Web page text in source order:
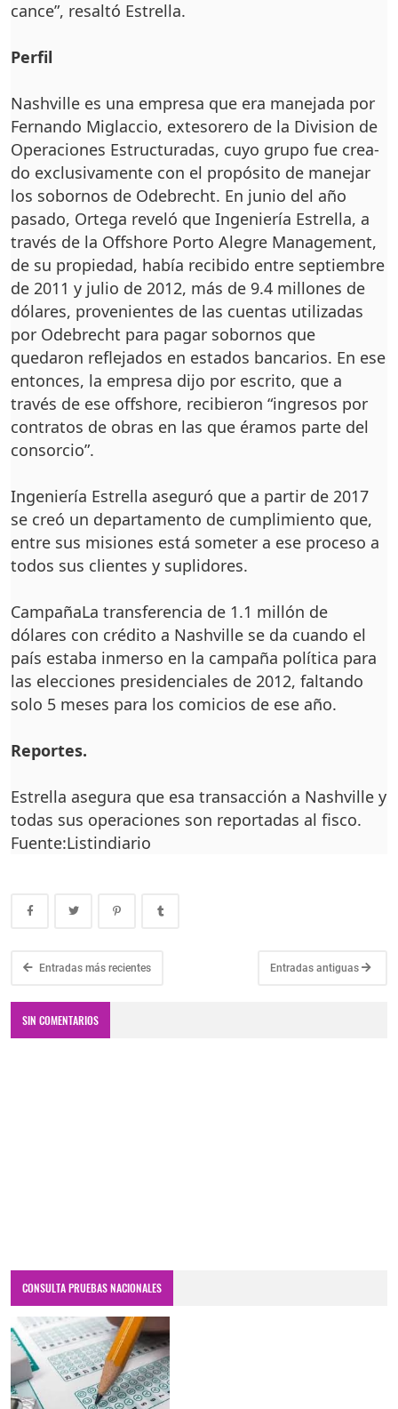
cance”, resaltó Estrella.
Perfil
Nashville es una empre­sa que era manejada por
Fernando Miglaccio, ex­tesorero de la Division de
Operaciones Estructura­das, cuyo grupo fue crea­
do exclusivamente con el propósito de manejar
los sobornos de Odebrecht. En junio del año
pasado, Ortega reveló que Inge­niería Estrella, a
través de la Offshore Porto Alegre Management,
de su pro­piedad, había recibido en­tre septiembre
de 2011 y julio de 2012, más de 9.4 millones de
dólares, pro­venientes de las cuen­tas utilizadas
por Odebre­cht para pagar sobornos que
quedaron refleja­dos en estados bancarios. En ese
entonces, la em­presa dijo por escrito, que a
través de ese offshore, reci­bieron “ingresos por
contra­tos de obras en las que éra­mos parte del
consorcio”.
Ingeniería Estrella ase­guró que a partir de 2017
se creó un depar­tamento de cumpli­miento que,
entre sus misiones está someter a ese proceso a
todos sus clientes y suplido­res.
CampañaLa transferencia de 1.1 millón de
dólares con crédito a Nashville se da cuando el
país estaba inmerso en la campaña política para
las eleccio­nes presidenciales de 2012, faltando
solo 5 meses para los comicios de ese año.
Reportes.
Estrella asegura que esa transacción a Nas­hville y
todas sus ope­raciones son reporta­das al fisco.
Fuente:Listindiario
Entradas más recientes Entradas antiguas
SIN COMENTARIOS
CONSULTA PRUEBAS NACIONALES